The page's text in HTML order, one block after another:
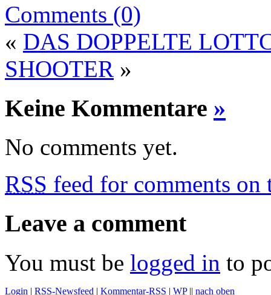
Comments (0)
« DAS DOPPELTE
SHOOTER »
Keine Kommentare »
No comments yet.
RSS feed for comments on
Leave a comment
You must be logged in to
Login | RSS-Newsfeed | Kommentar-RSS | WP|| nach oben